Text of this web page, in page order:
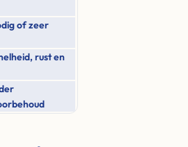
of zeer
rust en